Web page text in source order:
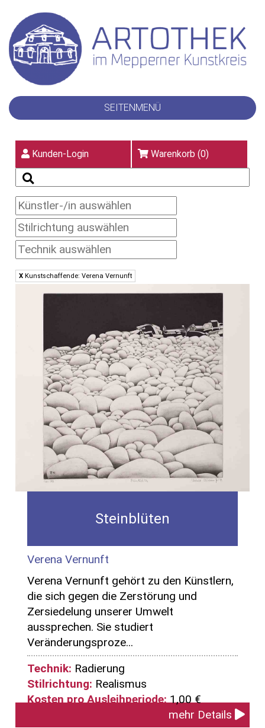
SEITENMENÜ
Kunden-Login Warenkorb (0)
X Kunstschaffende: Verena Vernunft
Steinblüten
Verena Vernunft
Verena Vernunft gehört zu den Künstlern,
die sich gegen die Zerstörung und
Zersiedelung unserer Umwelt
aussprechen. Sie studiert
Veränderungsproze...
Technik: Radierung
Stilrichtung: Realismus
Kosten pro Ausleihperiode:1,00 €
mehr Details